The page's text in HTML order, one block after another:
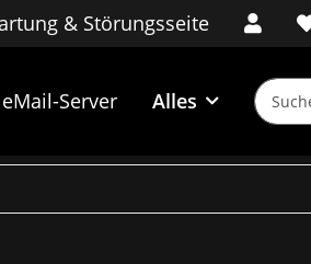
& Störungsseite
eMail-Server Alles